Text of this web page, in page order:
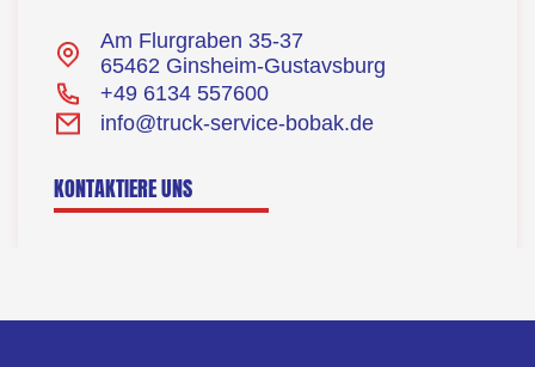
Am Flurgraben 35-37
65462 Ginsheim-Gustavsburg
+49 6134 557600
info@truck-service-bobak.de
KONTAKTIERE UNS